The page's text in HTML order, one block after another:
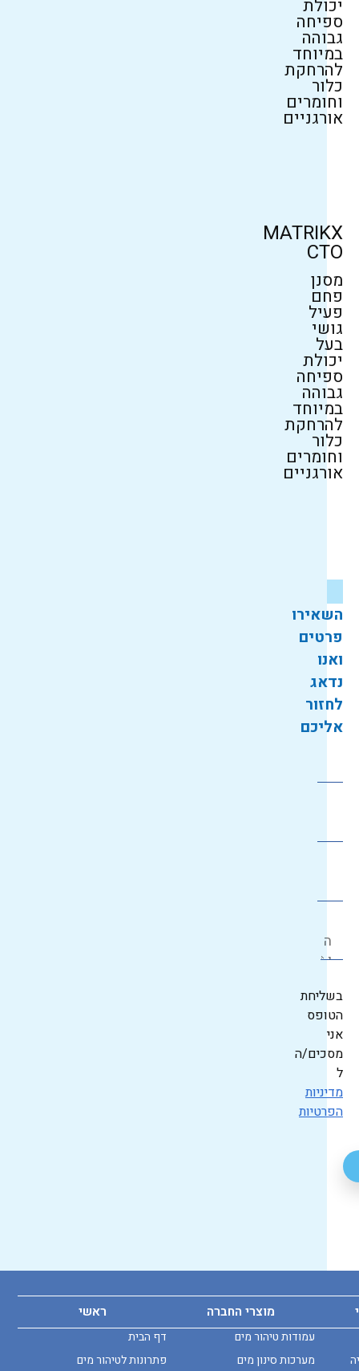
יכולת
ספיחה
גבוהה
במיוחד
להרחקת
כלור
וחומרים
אורגניים
MATRIKX
CTO
מסנן
פחם
פעיל
גושי
בעל
יכולת
ספיחה
גבוהה
במיוחד
להרחקת
כלור
וחומרים
אורגניים
השאירו
פרטים
ואנו
נדאג
לחזור
אליכם
בשליחת
הטופס
אני
מסכים/ה
ל
מדיניות
הפרטיות
ראשי
דף הבית
פתרונות לטיהור מים
מוצרי החברה
עמודות טיהור מים
מערכות סינון מים